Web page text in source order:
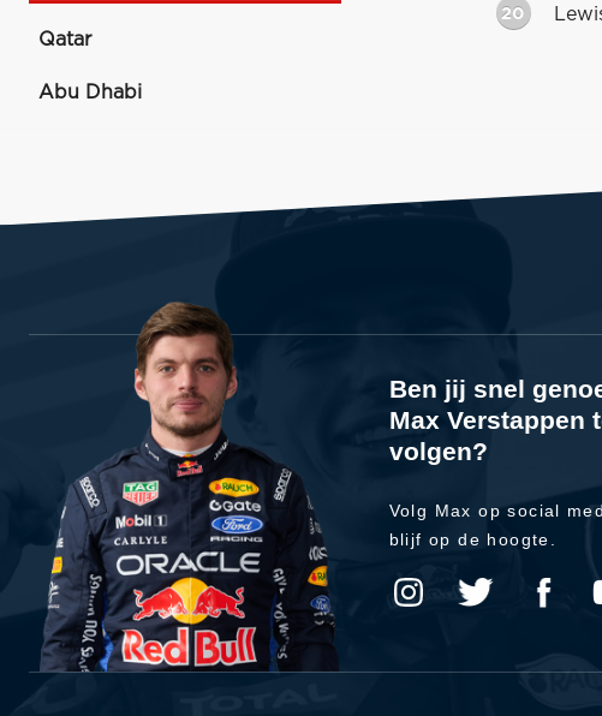
Qatar
Abu Dhabi
20
Ben jij snel
Max Verstappen
volgen?
Volg Max op social
blijf op de hoogte.